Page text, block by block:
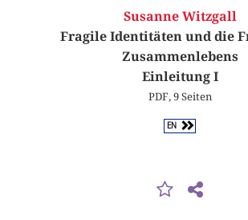
Susanne Witzgall
Fragile Identitäten und die
Zusammenlebens
Einleitung I
PDF, 9 Seiten
EN